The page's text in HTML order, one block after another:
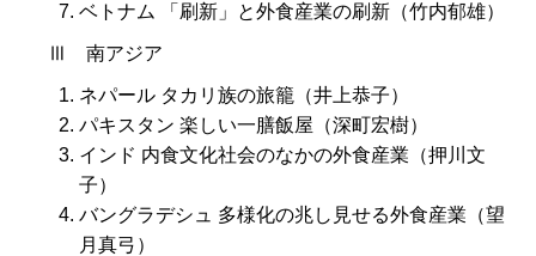
ベトナム 「刷新」と外食産業の刷新（竹内郁雄）
Ⅲ 南アジア
ネパール タカリ族の旅籠（井上恭子）
パキスタン 楽しい一膳飯屋（深町宏樹）
インド 内食文化社会のなかの外食産業（押川文
子）
バングラデシュ 多様化の兆し見せる外食産業（望
月真弓）